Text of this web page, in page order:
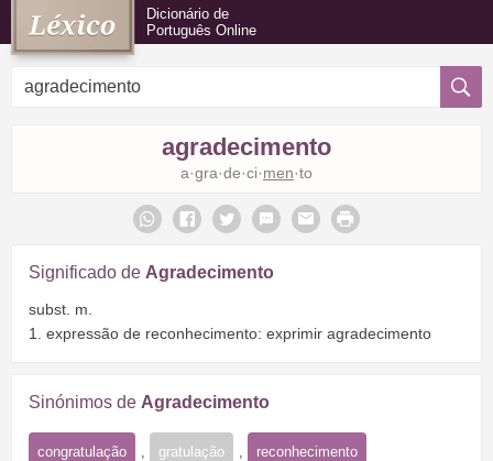
Dicionário de
Português Online
agradecimento
a·gra·de·ci·men·to
Significado de Agradecimento
subst. m.
1. expressão de reconhecimento: exprimir agradecimento
Sinónimos de Agradecimento
congratulação gratulação reconhecimento